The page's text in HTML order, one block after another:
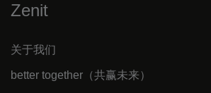
Zenit
关于我们
better together（共赢未来）